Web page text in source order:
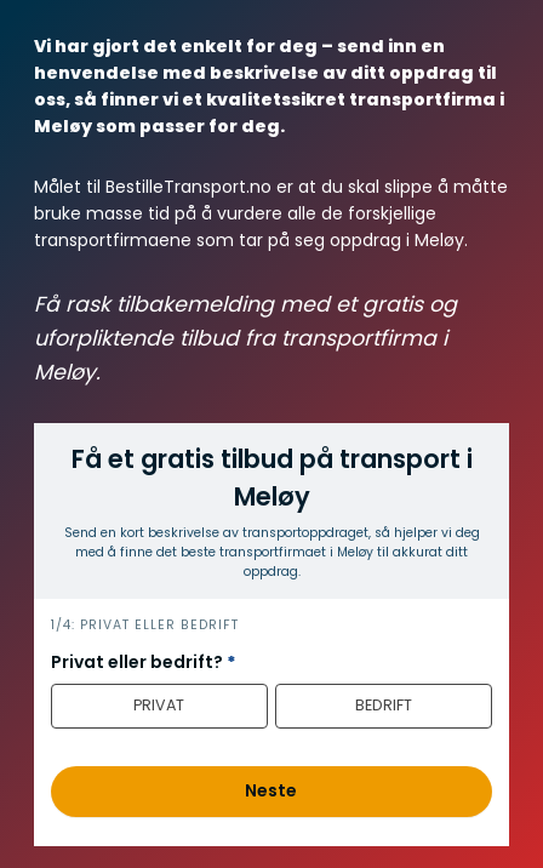
Vi har gjort det enkelt for deg – send inn en
henvendelse med beskrivelse av ditt oppdrag til
oss, så finner vi et kvalitetssikret transportfirma i
Meløy som passer for deg.
Målet til BestilleTransport.no er at du skal slippe å måtte
bruke masse tid på å vurdere alle de forskjellige
transportfirmaene som tar på seg oppdrag i Meløy.
Få rask tilbakemelding med et gratis og
uforpliktende tilbud fra transportfirma i
Meløy.
Få et gratis tilbud på transport i
Meløy
Send en kort beskrivelse av transport­oppdraget, så hjelper vi deg
med å finne det beste transport­firmaet i Meløy til akkurat ditt
oppdrag.
i
n
n
o
d
1/4: PRIVAT ELLER BEDRIFT
Privat eller bedrift? *
PRIVAT BEDRIFT
Neste